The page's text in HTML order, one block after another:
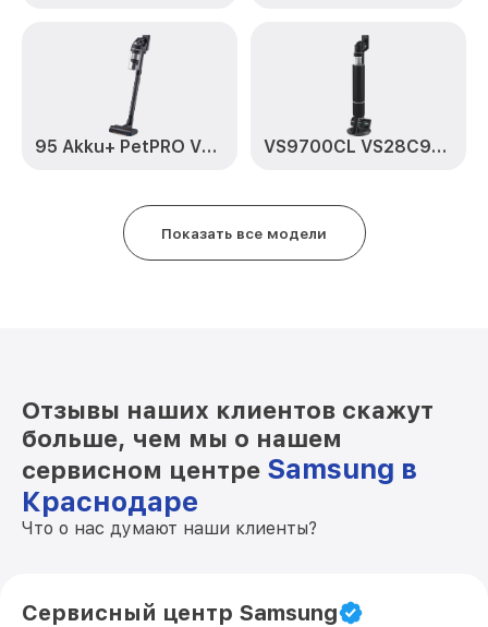
95 Akku+ PetPRO VS20C95D2TK/WD VS9700CL VS28C9784QK/EV
Показать все модели
Отзывы наших клиентов скажут
больше, чем мы о нашем
сервисном центре Samsung в
Краснодаре
Что о нас думают наши клиенты?
Сервисный центр Samsung